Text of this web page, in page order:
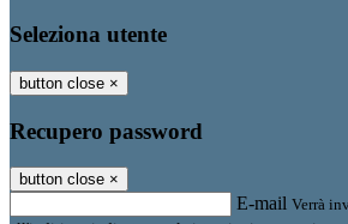
Seleziona utente
button close ×
Recupero password
button close ×
E-mail Verrà